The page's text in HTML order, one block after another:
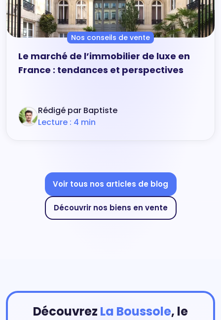
Nos conseils de vente
Le marché de l’immobilier de luxe en
France : tendances et perspectives
Rédigé par Baptiste
Lecture : 4 min
Voir tous nos articles de blog
Découvrir nos biens en vente
Découvrez La Boussole, le